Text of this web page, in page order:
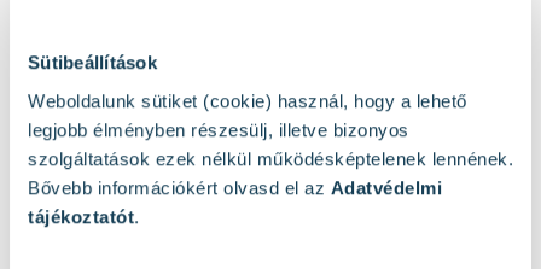
Sütibeállítások
Weboldalunk sütiket (cookie) használ, hogy a lehető
legjobb élményben részesülj, illetve bizonyos
szolgáltatások ezek nélkül működésképtelenek lennének.
Bővebb információkért olvasd el az Adatvédelmi
tájékoztatót.
Hasonló termékek